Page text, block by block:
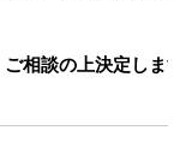
相談の上決定します